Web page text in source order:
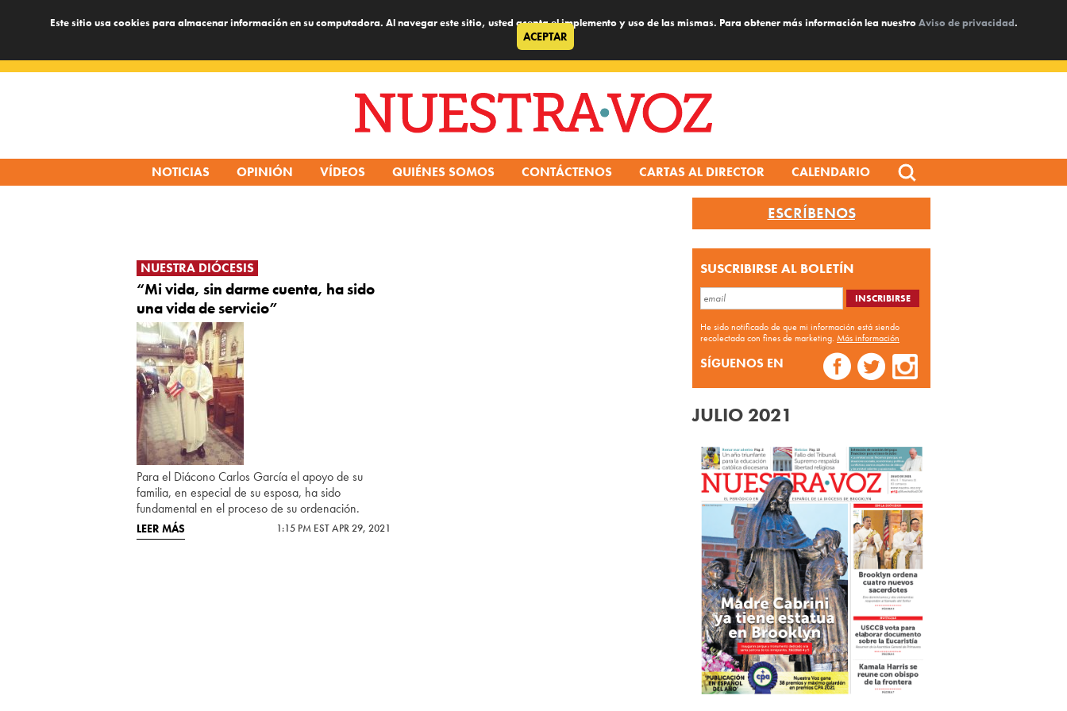
Este sitio usa cookies para almacenar información en su computadora. Al navegar este sitio, usted acepta el implemento y uso de las mismas. Para obtener más información lea nuestroAviso de privacidad.
ACEPTAR
NOTICIAS OPINIÓN VÍDEOS QUIÉNES SOMOS CONTÁCTENOS CARTAS AL DIRECTOR CALENDARIO
Search
for:
NUESTRA DIÓCESIS
“Mi vida, sin darme cuenta, ha sido
una vida de servicio”
Para el Diácono Carlos García el apoyo de su
familia, en especial de su esposa, ha sido
fundamental en el proceso de su ordenación.
LEER MÁS 1:15 PM EST APR 29, 2021
ESCRÍBENOS
SUSCRIBIRSE AL BOLETÍN
He sido notificado de que mi información está siendo
recolectada con fines de marketing. Más información
SÍGUENOS EN
JULIO 2021